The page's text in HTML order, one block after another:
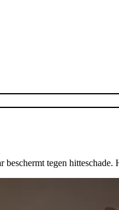
tegen hitteschade.